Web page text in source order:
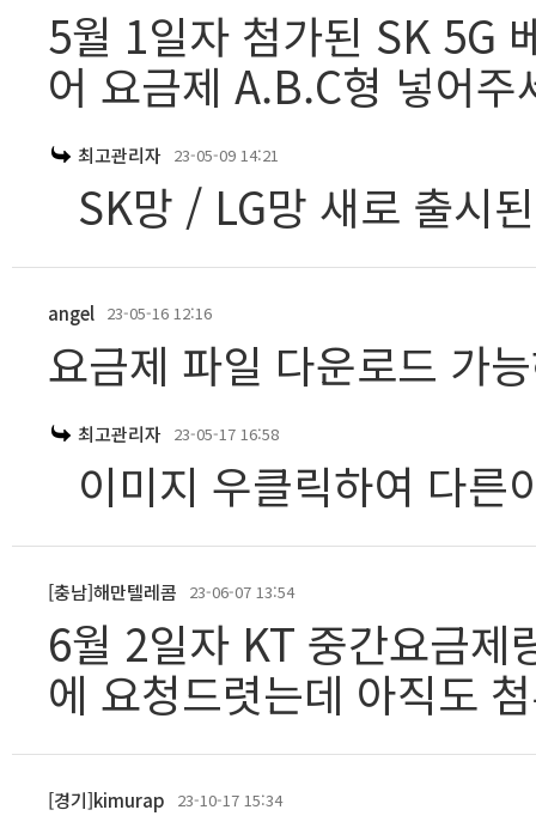
5월 1일자 첨가된 SK 5G
어 요금제 A.B.C형 넣어
최고관리자 23-05-09 14:21
SK망 / LG망 새로 출시
angel 23-05-16 12:16
요금제 파일 다운로드 가
최고관리자 23-05-17 16:58
이미지 우클릭하여 다른
[충남]해만텔레콤 23-06-07 13:54
6월 2일자 KT 중간요금제
에 요청드렷는데 아직도
[경기]kimurap 23-10-17 15:34